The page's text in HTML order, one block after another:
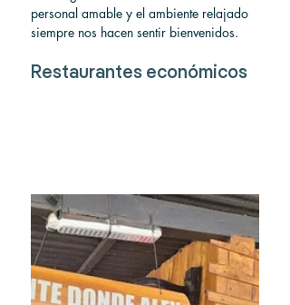
personal amable y el ambiente relajado
siempre nos hacen sentir bienvenidos.
Restaurantes económicos